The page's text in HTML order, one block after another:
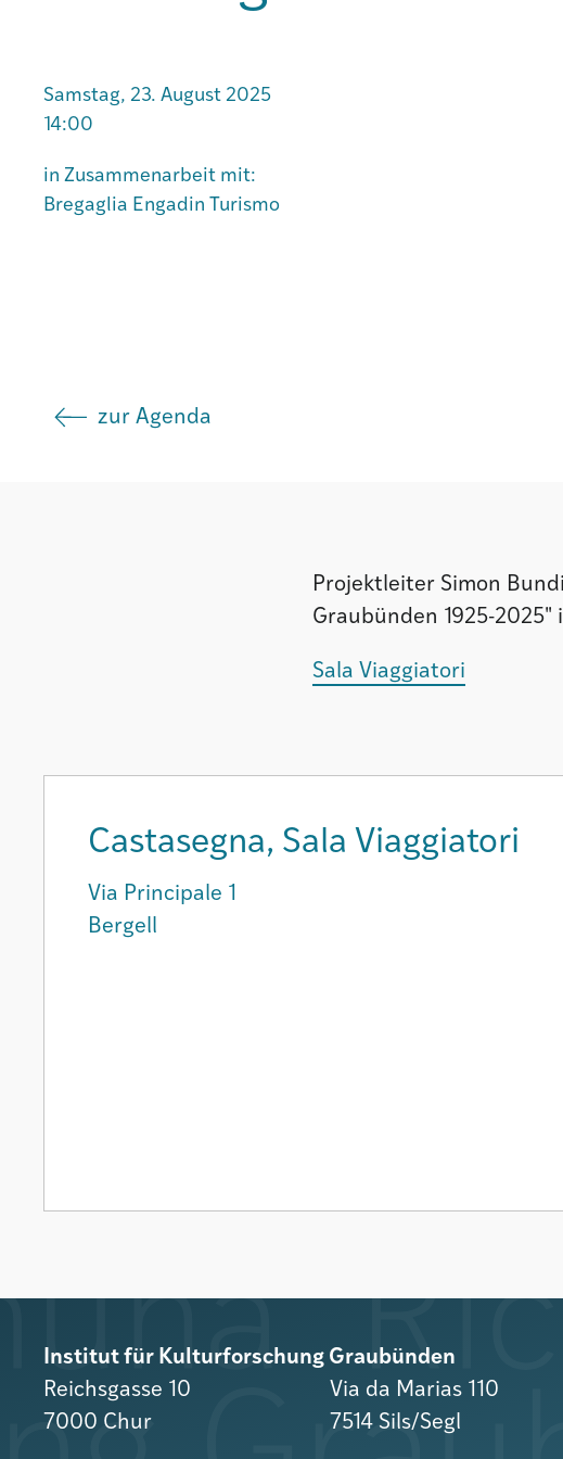
Samstag, 23. August 2025
14:00
in Zusammenarbeit mit:
Bregaglia Engadin Turismo
zur Agenda
Projektleiter Simon
Graubünden 1925-2025"
Sala Viaggiatori
Castasegna, Sala Viaggiatori
Via Principale 1
Bergell
Institut für Kulturforschung Graubünden
Reichsgasse 10
7000 Chur
Via da Marias 110
7514 Sils/Segl